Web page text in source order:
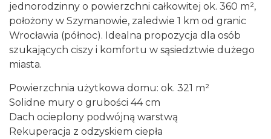
jednorodzinny o powierzchni całkowitej ok. 360 m²,
położony w Szymanowie, zaledwie 1 km od granic
Wrocławia (północ). Idealna propozycja dla osób
szukających ciszy i komfortu w sąsiedztwie dużego
miasta.
Powierzchnia użytkowa domu: ok. 321 m²
Solidne mury o grubości 44 cm
Dach ocieplony podwójną warstwą
Rekuperacja z odzyskiem ciepła